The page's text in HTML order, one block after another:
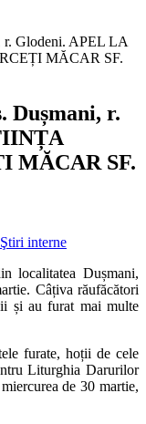
r. Glodeni. APEL LA
MĂCAR SF.
Dușmani, r.
MĂCAR SF.
Ştiri interne
localitatea Dușmani,
Câțiva răufăcători
și au furat mai multe
furate, hoții de cele
Liturghia Darurilor
de 30 martie,